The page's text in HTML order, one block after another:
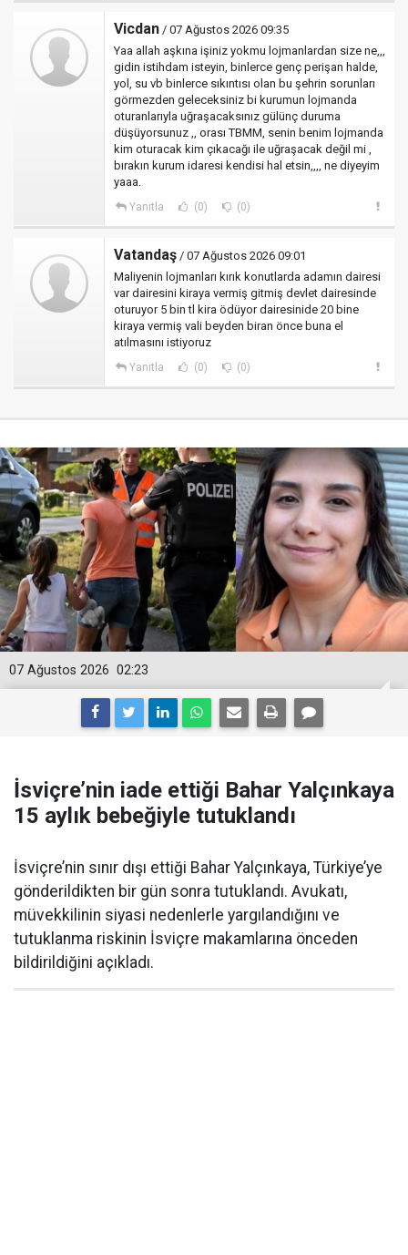
Vicdan / 07 Ağustos 2026 09:35
Yaa allah aşkına işiniz yokmu lojmanlardan size ne,,,
gidin istihdam isteyin, binlerce genç perişan halde,
yol, su vb binlerce sıkıntısı olan bu şehrin sorunları
görmezden geleceksiniz bi kurumun lojmanda
oturanlarıyla uğraşacaksınız gülünç duruma
düşüyorsunuz ,, orası TBMM, senin benim lojmanda
kim oturacak kim çıkacağı ile uğraşacak değil mi ,
bırakın kurum idaresi kendisi hal etsin,,,, ne diyeyim
yaaa.
Yanıtla (0) (0)
Vatandaş / 07 Ağustos 2026 09:01
Maliyenin lojmanları kırık konutlarda adamın dairesi
var dairesini kiraya vermiş gitmiş devlet dairesinde
oturuyor 5 bin tl kira ödüyor dairesinide 20 bine
kiraya vermiş vali beyden biran önce buna el
atılmasını istiyoruz
Yanıtla (0) (0)
02:23
07 Ağustos 2026
İsviçre’nin iade ettiği Bahar Yalçınkaya
15 aylık bebeğiyle tutuklandı
İsviçre’nin sınır dışı ettiği Bahar Yalçınkaya, Türkiye’ye
gönderildikten bir gün sonra tutuklandı. Avukatı,
müvekkilinin siyasi nedenlerle yargılandığını ve
tutuklanma riskinin İsviçre makamlarına önceden
bildirildiğini açıkladı.